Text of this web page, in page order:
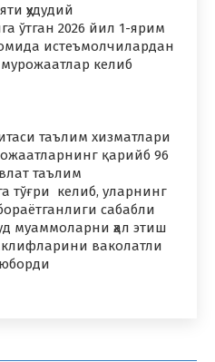
ҳудудий
ўтган 2026 йил 1-ярим
истеъмолчилардан
келиб
таълим хизматлари
қарийб 96
таълим
тўғри келиб, уларнинг
сабабли
муаммоларни ҳал этиш
ваколатли